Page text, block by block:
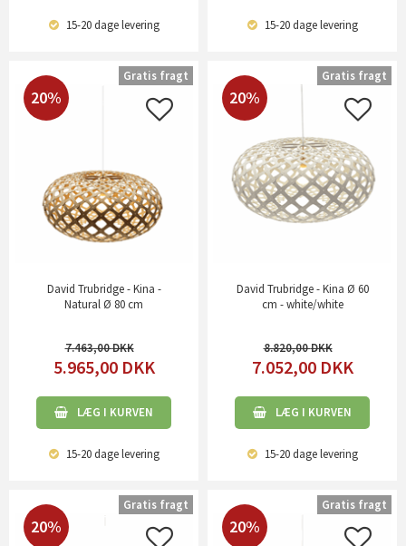
15-20 dagelevering 15-20 dagelevering
20%
David Trubridge - Kina -
Natural Ø 80 cm
7.463,00
5.965,00 DKK
LÆG I KURVEN
15-20 dagelevering
Gratis fragt
20%
David Trubridge - Kina Ø 60
cm - white/white
8.820,00
7.052,00 DKK
LÆG I KURVEN
15-20 dagelevering
Gratis fragt
20%
Gratis fragt
20%
Gratis fragt